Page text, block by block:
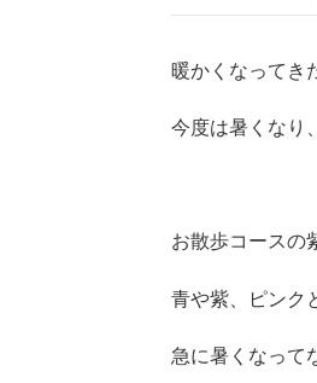
暖かくなってき
今度は暑くなり
お散歩コースの
青や紫、ピンク
急に暑くなって